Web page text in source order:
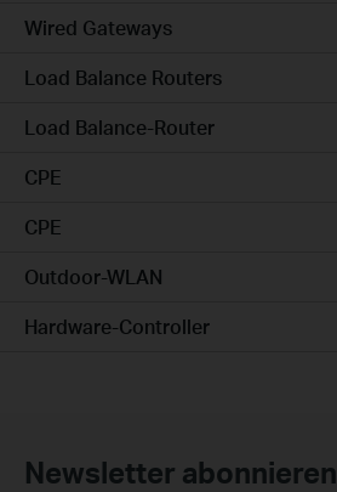
Wired Gateways
Load Balance Routers
Load Balance-Router
CPE
CPE
Outdoor-WLAN
Hardware-Controller
Newsletter abonnieren